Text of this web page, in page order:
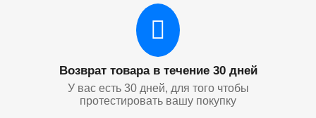
Возврат товара в течение 30 дней
У вас есть 30 дней, для того чтобы
протестировать вашу покупку